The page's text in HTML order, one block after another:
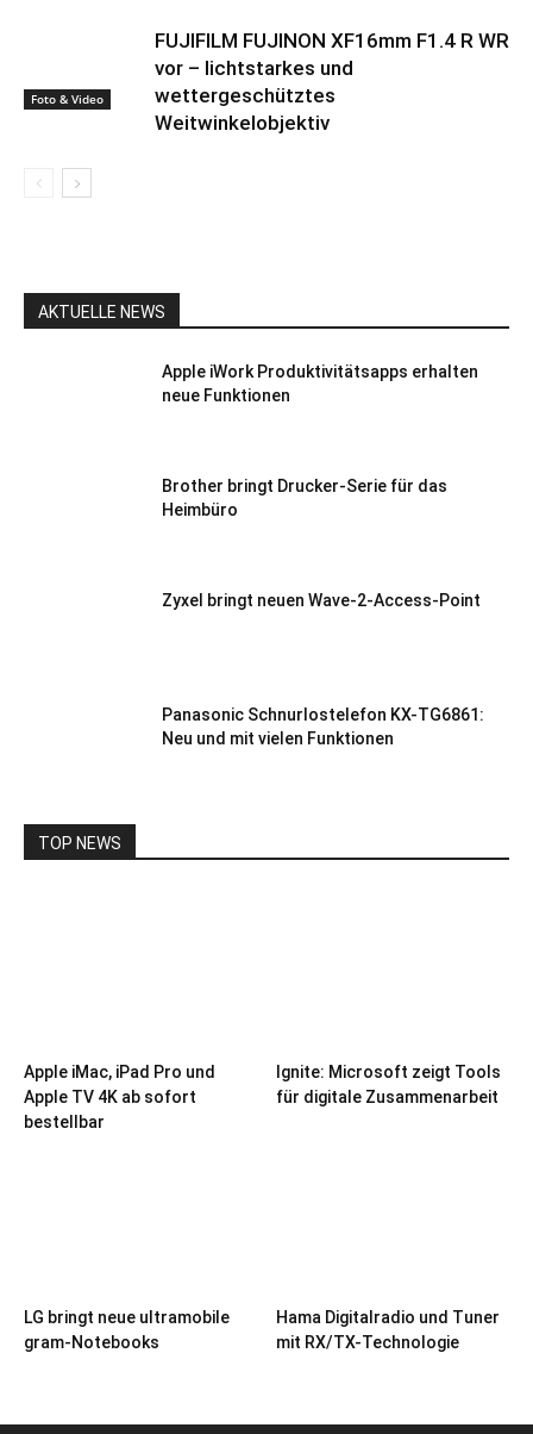
Foto & Video
FUJIFILM FUJINON XF16mm F1.4 R WR
vor – lichtstarkes und
wettergeschütztes
Weitwinkelobjektiv
AKTUELLE NEWS
Apple iWork Produktivitätsapps erhalten
neue Funktionen
Brother bringt Drucker-Serie für das
Heimbüro
Zyxel bringt neuen Wave-2-Access-Point
Panasonic Schnurlostelefon KX-TG6861:
Neu und mit vielen Funktionen
TOP NEWS
Apple iMac, iPad Pro und
Apple TV 4K ab sofort
bestellbar
Ignite: Microsoft zeigt Tools
für digitale Zusammenarbeit
LG bringt neue ultramobile
gram-Notebooks
Hama Digitalradio und Tuner
mit RX/TX-Technologie